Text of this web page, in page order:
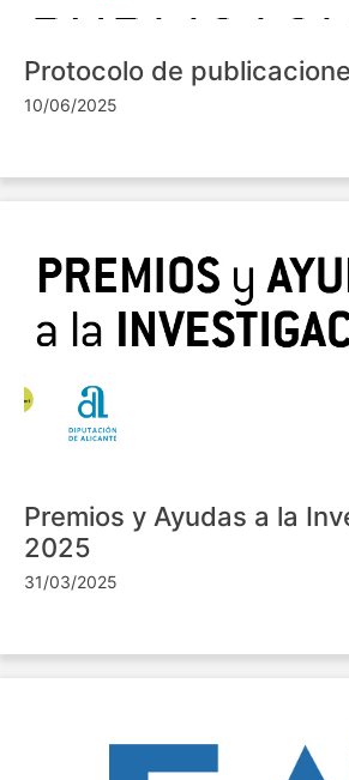
Protocolo de
10/06/2025
Premios y Ayudas a la
2025
31/03/2025